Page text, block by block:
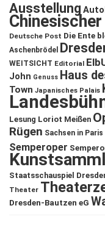
Ausstellung
Deutsche Post Die Ente
Aschenbrödel
WEITSICHT Editorial
John Genuss Haus
Town Japanisches Palais
Lesung Loriot Meißen
Rügen Sachsen in Paris
Semperoper
Staatsschauspiel
Theater
Dresden-Bautzen eG